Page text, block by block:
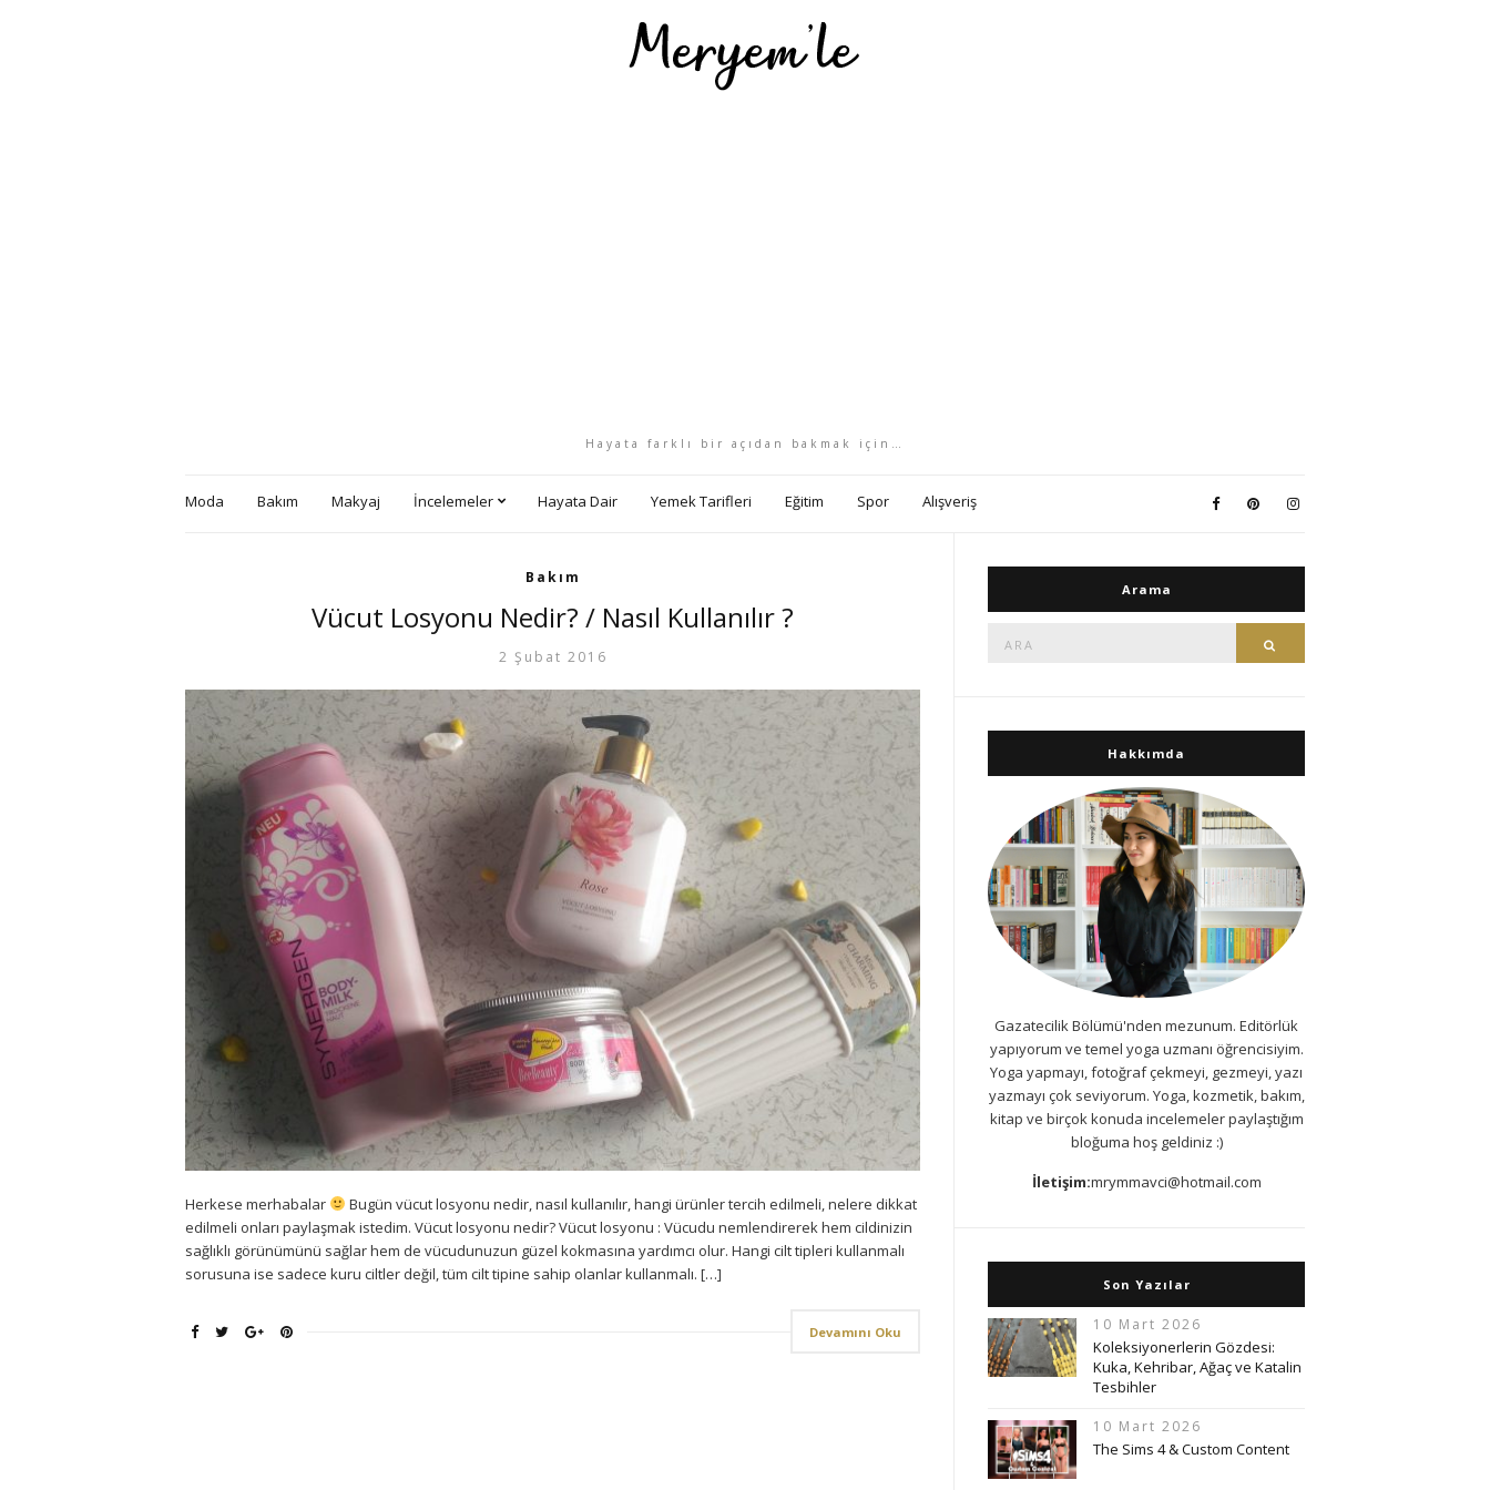
Hayata farklı bir açıdan bakmak için…
Moda Bakım Makyaj İncelemeler Hayata Dair Yemek Tarifleri Eğitim Spor Alışveriş
Bakım
Vücut Losyonu Nedir? / Nasıl Kullanılır ?
2 Şubat 2016
Herkese merhabalar
Bugün vücut losyonu nedir, nasıl kullanılır, hangi ürünler tercih edilmeli, nelere dikkat
edilmeli onları paylaşmak istedim. Vücut losyonu nedir? Vücut losyonu : Vücudu nemlendirerek hem cildinizin
sağlıklı görünümünü sağlar hem de vücudunuzun güzel kokmasına yardımcı olur. Hangi cilt tipleri kullanmalı
sorusuna ise sadece kuru ciltler değil, tüm cilt tipine sahip olanlar kullanmalı. […]
Devamını Oku
Arama
Hakkımda
Gazatecilik Bölümü'nden mezunum. Editörlük
yapıyorum ve temel yoga uzmanı öğrencisiyim.
Yoga yapmayı, fotoğraf çekmeyi, gezmeyi, yazı
yazmayı çok seviyorum. Yoga, kozmetik, bakım,
kitap ve birçok konuda incelemeler paylaştığım
bloğuma hoş geldiniz :)
İletişim:mrymmavci@hotmail.com
Son Yazılar
10 Mart 2026
Koleksiyonerlerin Gözdesi:
Kuka, Kehribar, Ağaç ve Katalin
Tesbihler
10 Mart 2026
The Sims 4 & Custom Content